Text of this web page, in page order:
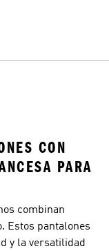
CON
PARA
combinan
Estos pantalones
y la versatilidad